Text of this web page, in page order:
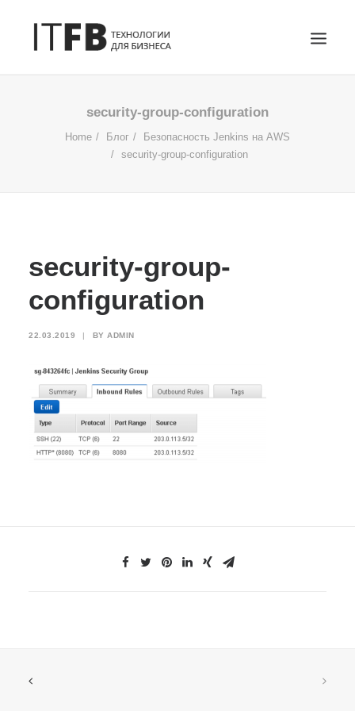
ГЛАВНАЯ
DEVOPS
АДМИНИСТРИРОВАНИЕ СЕРВЕРОВ
КОНТАКТЫ
security-group-configuration
Home Блог
Безопасность Jenkins на AWS
security-group-configuration
security-group-
configuration
22.03.2019 | BY ADMIN